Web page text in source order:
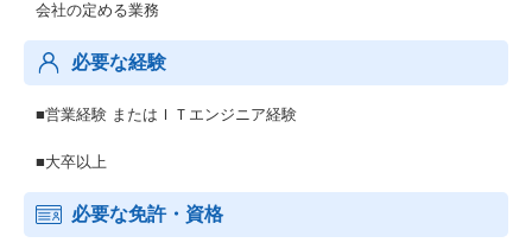
会社の定める業務
必要な経験
■営業経験 またはＩＴエンジニア経験
■大卒以上
必要な免許・資格